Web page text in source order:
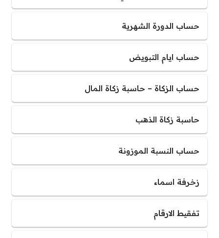
حساب الدورة الشهرية
حساب ايام التبويض
حساب الزكاة – حاسبة زكاة المال
حاسبة زكاة الذهب
حساب النسبة الموزونة
زخرفة اسماء
تفقيط الارقام